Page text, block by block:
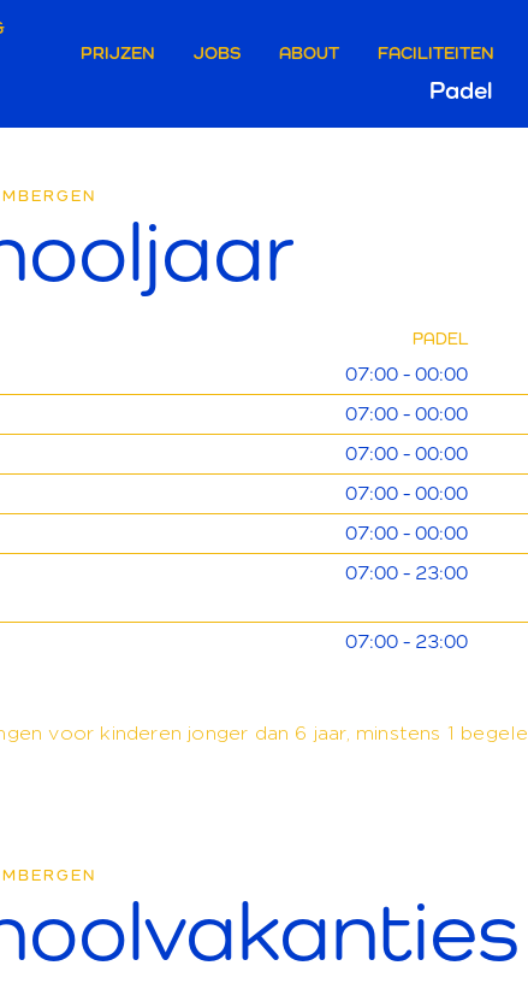
PRIJZEN JOBS ABOUT FACILITEITEN
Padel
PADEL
07:00 - 00:00
07:00 - 00:00
07:00 - 00:00
07:00 - 00:00
07:00 - 00:00
07:00 - 23:00
07:00 - 23:00
voor kinderen jonger dan 6 jaar, minstens 1